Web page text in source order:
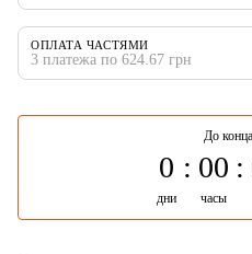
ОПЛАТА ЧАСТЯМИ
3 платежа по 624.67 грн
До
0
дни
00
часы